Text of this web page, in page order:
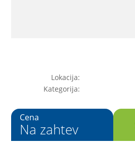
Lokacija:
Kategorija:
Cena
Na zahtev